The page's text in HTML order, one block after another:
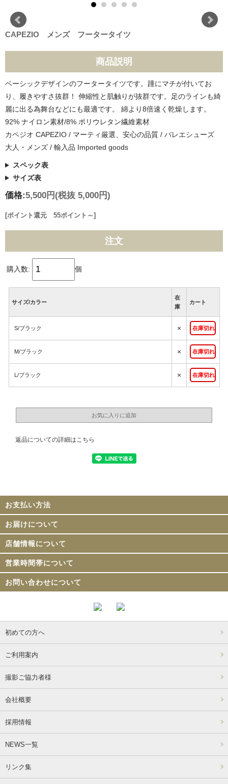
CAPEZIO メンズ フータータイツ
商品説明
ベーシックデザインのフータータイツです。踵にマチが付いてお
り、履きやすさ抜群！ 伸縮性と肌触りが抜群です。足のラインも綺
麗に出る為舞台などにも最適です。 綿より8倍速く乾燥します。
92% ナイロン素材/8% ポリウレタン繊維素材
カペジオ CAPEZIO / マーティ厳選、安心の品質 / バレエシューズ
大人・メンズ / 輸入品 Imported goods
スペック表
サイズ表
価格:5,500円 (税抜 5,000円)
[ポイント還元 55ポイント～]
注文
購入数: 個
サイズ/カラー
在
庫
カート
S/ブラック × 在庫切れ
M/ブラック × 在庫切れ
L/ブラック × 在庫切れ
返品についての詳細はこちら
お支払い方法
お届けについて
店舗情報について
営業時間帯について
お問い合わせについて
初めての方へ
ご利用案内
撮影ご協力者様
会社概要
採用情報
NEWS一覧
リンク集